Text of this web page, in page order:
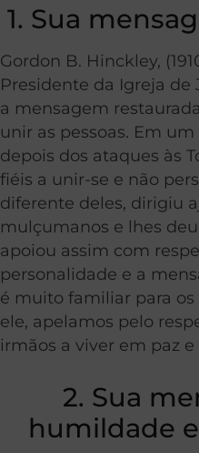
1. Sua
Gordon B. Hinckley,
Presidente da Igreja de
a mensagem
unir as pessoas. Em
depois dos ataques às
fiéis a unir-se e não
diferente deles, dirigiu
mulçumanos e lhes
apoiou assim com
personalidade e a
é muito familiar para
ele, apelamos pelo
irmãos a viver em paz
2. Sua
humildade